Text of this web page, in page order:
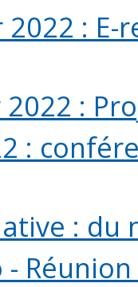
2022 :
:
:
: du
-